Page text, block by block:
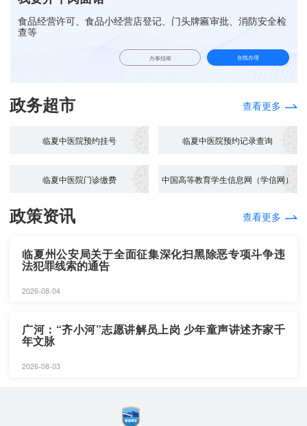
食品经营许可、食品小经营店登记、门头牌匾审批、消防安全检
查等
办事指南 在线办理
政务超市 查看更多
临夏中医院预约挂号 临夏中医院预约记录查询
临夏中医院门诊缴费 中国高等教育学生信息网（学信网）
政策资讯 查看更多
临夏州公安局关于全面征集深化扫黑除恶专项斗争违
法犯罪线索的通告
2026-08-04
广河：“齐小河”志愿讲解员上岗 少年童声讲述齐家千
年文脉
2026-08-03